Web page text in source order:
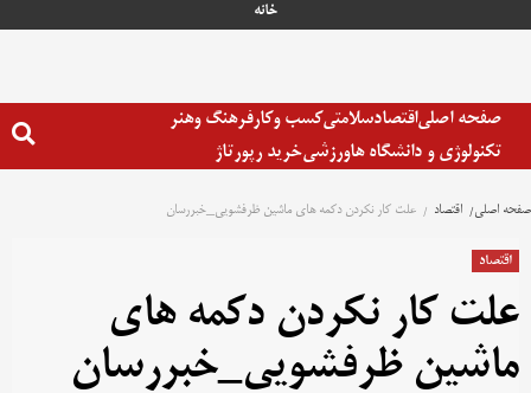
خانه
صفحه اصلیاقتصادسلامتیکسب وکارفرهنگ وهنر
تکنولوژی و دانشگاه هاورزشیخرید رپورتاژ
صفحه اصلی اقتصاد علت کار نکردن دکمه های ماشین ظرفشویی_خبررسان
اقتصاد
علت کار نکردن دکمه های
ماشین ظرفشویی_خبررسان